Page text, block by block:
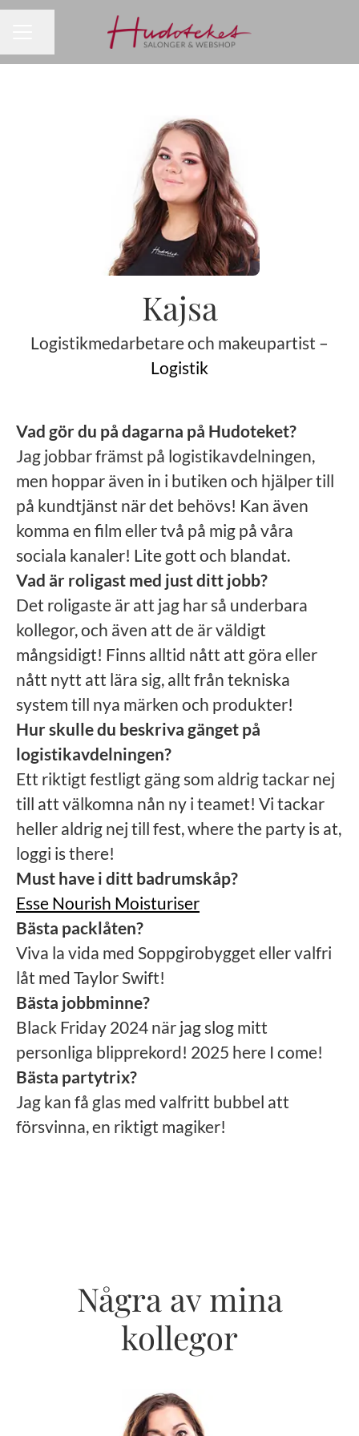
Kajsa
Logistikmedarbetare och makeupartist –
Logistik
Vad gör du på dagarna på Hudoteket?
Jag jobbar främst på logistikavdelningen,
men hoppar även in i butiken och hjälper till
på kundtjänst när det behövs! Kan även
komma en film eller två på mig på våra
sociala kanaler! Lite gott och blandat.
Vad är roligast med just ditt jobb?
Det roligaste är att jag har så underbara
kollegor, och även att de är väldigt
mångsidigt! Finns alltid nått att göra eller
nått nytt att lära sig, allt från tekniska
system till nya märken och produkter!
Hur skulle du beskriva gänget på
logistikavdelningen?
Ett riktigt festligt gäng som aldrig tackar nej
till att välkomna nån ny i teamet! Vi tackar
heller aldrig nej till fest, where the party is at,
loggi is there!
Must have i ditt badrumskåp?
Esse Nourish Moisturiser
Bästa packlåten?
Viva la vida med Soppgirobygget eller valfri
låt med Taylor Swift!
Bästa jobbminne?
Black Friday 2024 när jag slog mitt
personliga blipprekord! 2025 here I come!
Bästa partytrix?
Jag kan få glas med valfritt bubbel att
försvinna, en riktigt magiker!
Några av mina
kollegor